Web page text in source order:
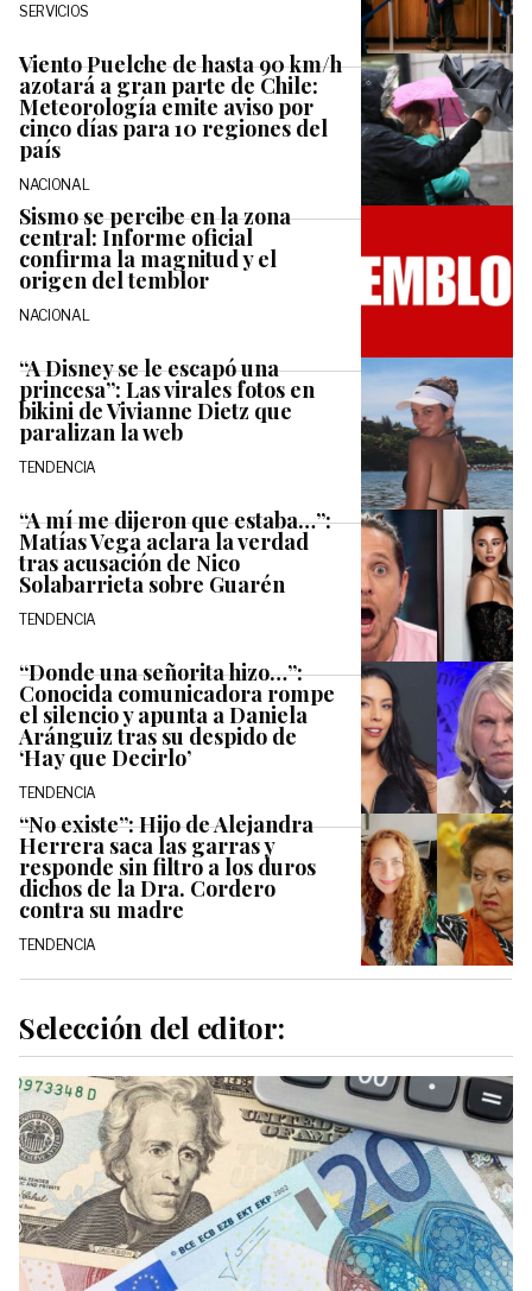
SERVICIOS
Viento Puelche de hasta 90 km/h
azotará a gran parte de Chile:
Meteorología emite aviso por
cinco días para 10 regiones del
país
NACIONAL
Sismo se percibe en la zona
central: Informe oficial
confirma la magnitud y el
origen del temblor
NACIONAL
“A Disney se le escapó una
princesa”: Las virales fotos en
bikini de Vivianne Dietz que
paralizan la web
TENDENCIA
“A mí me dijeron que estaba…”:
Matías Vega aclara la verdad
tras acusación de Nico
Solabarrieta sobre Guarén
TENDENCIA
“Donde una señorita hizo…”:
Conocida comunicadora rompe
el silencio y apunta a Daniela
Aránguiz tras su despido de
‘Hay que Decirlo’
TENDENCIA
“No existe”: Hijo de Alejandra
Herrera saca las garras y
responde sin filtro a los duros
dichos de la Dra. Cordero
contra su madre
TENDENCIA
Selección del editor: